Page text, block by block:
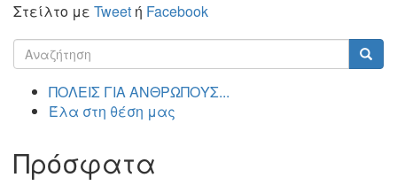
Στείλτο με Tweet ή Facebook
Φόρμα
αναζήτησης
ΠΟΛΕΙΣ ΓΙΑ ΑΝΘΡΩΠΟΥΣ...
Έλα στη θέση μας
Πρόσφατα